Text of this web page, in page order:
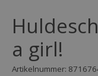
a girl!
Artikelnummer: